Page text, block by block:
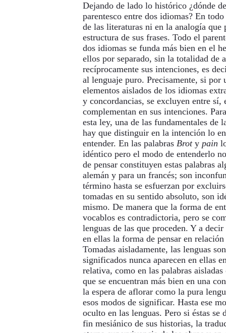
Dejando de lado lo histórico ¿dónde
parentesco entre dos idiomas? En
de las literaturas ni en la analogía que
estructura de sus frases. Todo el
dos idiomas se funda más bien en el
ellos por separado, sin la totalidad de
recíprocamente sus intenciones, es
al lenguaje puro. Precisamente, si por
elementos aislados de los idiomas
y concordancias, se excluyen entre sí,
complementan en sus intenciones.
esta ley, una de las fundamentales de
hay que distinguir en la intención lo
entender. En las palabras Broty pain
idéntico pero el modo de entenderlo
de pensar constituyen estas palabras
alemán y para un francés; son
término hasta se esfuerzan por
tomadas en su sentido absoluto, son
mismo. De manera que la forma de
vocablos es contradictoria, pero se
lenguas de las que proceden. Y a
en ellas la forma de pensar en
Tomadas aisladamente, las lenguas
significados nunca aparecen en ellas
relativa, como en las palabras
que se encuentran más bien en una
la espera de aflorar como la pura
esos modos de significar. Hasta ese
oculto en las lenguas. Pero si éstas se
fin mesiánico de sus historias, la